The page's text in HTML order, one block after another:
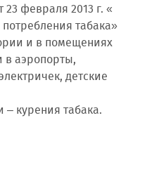
февраля 2013 г. «
табака»
и в помещениях
в аэропорты,
детские
курения табака.